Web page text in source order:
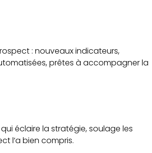
: nouveaux indicateurs,
prêtes à accompagner la
éclaire la stratégie, soulage les
l’a bien compris.